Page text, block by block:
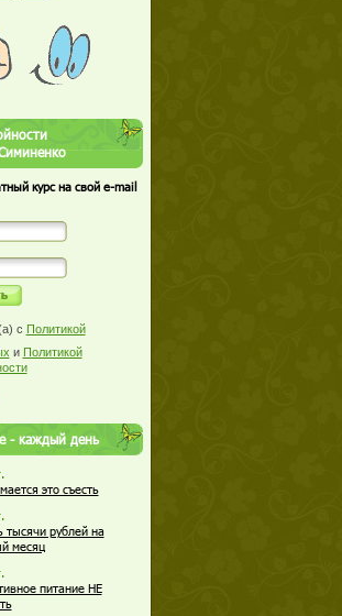
курс на свой e-mail
с Политикой
и Политикой
- каждый день
это съесть
тысячи рублей на
месяц
питание НЕ